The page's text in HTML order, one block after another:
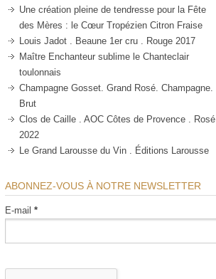
Une création pleine de tendresse pour la Fête
des Mères : le Cœur Tropézien Citron Fraise
Louis Jadot . Beaune 1er cru . Rouge 2017
Maître Enchanteur sublime le Chanteclair
toulonnais
Champagne Gosset. Grand Rosé. Champagne.
Brut
Clos de Caille . AOC Côtes de Provence . Rosé
2022
Le Grand Larousse du Vin . Éditions Larousse
ABONNEZ-VOUS À NOTRE NEWSLETTER
E-mail *